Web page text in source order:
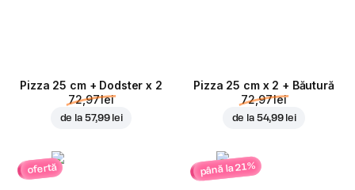
Pizza 25 cm + Dodster x 2
72,97 lei
de la 57,99 lei
Pizza 25 cm x 2 + Băutură
72,97 lei
de la 54,99 lei
ofertă până la 21%